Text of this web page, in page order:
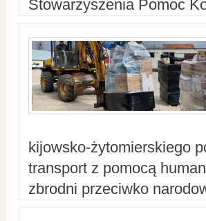
Stowarzyszenia Pomoc
kijowsko-żytomierskiego
transport z pomocą
zbrodni przeciwko